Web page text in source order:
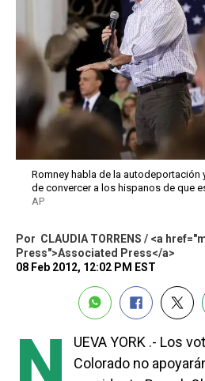
Romney habla de la autodeportación
de convercer a los hispanos de que
AP
Por CLAUDIA TORRENS / <a
Press">Associated Press</a>
08 Feb 2012, 12:02 PM EST
UEVA YORK .- Los
Colorado no